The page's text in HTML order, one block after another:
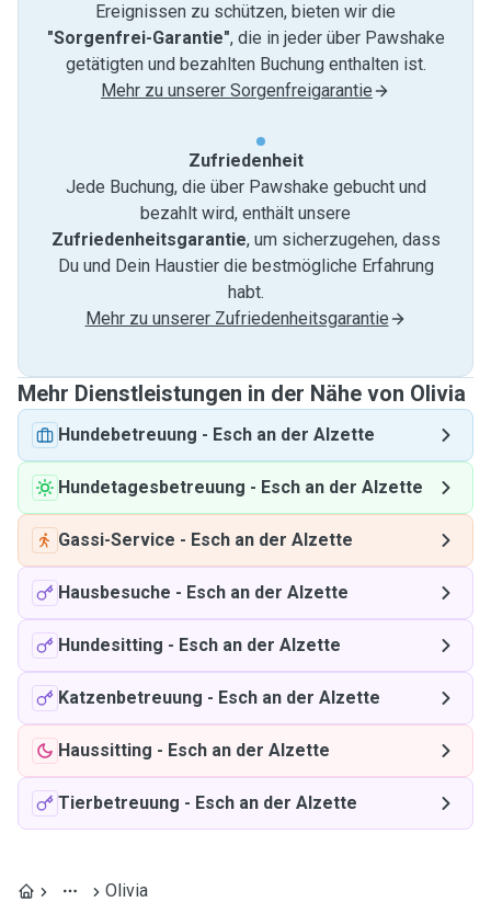
Ereignissen zu schützen, bieten wir die
"Sorgenfrei-Garantie", die in jeder über Pawshake
getätigten und bezahlten Buchung enthalten ist.
Mehr zu unserer Sorgenfreigarantie
Zufriedenheit
Jede Buchung, die über Pawshake gebucht und
bezahlt wird, enthält unsere
Zufriedenheitsgarantie, um sicherzugehen, dass
Du und Dein Haustier die bestmögliche Erfahrung
habt.
Mehr zu unserer Zufriedenheitsgarantie
Mehr Dienstleistungen in der Nähe von Olivia
Hundebetreuung - Esch an der Alzette
Hundetagesbetreuung - Esch an der Alzette
Gassi-Service - Esch an der Alzette
Hausbesuche - Esch an der Alzette
Hundesitting - Esch an der Alzette
Katzenbetreuung - Esch an der Alzette
Haussitting - Esch an der Alzette
Tierbetreuung - Esch an der Alzette
Olivia